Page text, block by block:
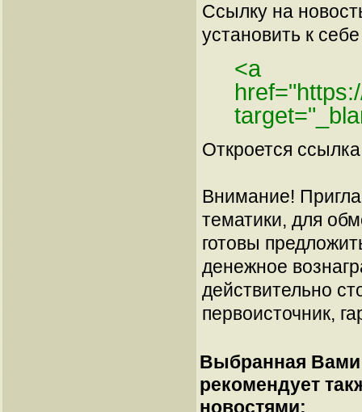
Ссылку на
установить к
<a
Откроется
Внимание!
тематики, для
готовы
денежное
действительно
первоисточник,
Выбранная Вами
рекомендует
новостями: